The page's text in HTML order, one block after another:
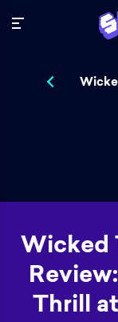
Wicked
Thrill